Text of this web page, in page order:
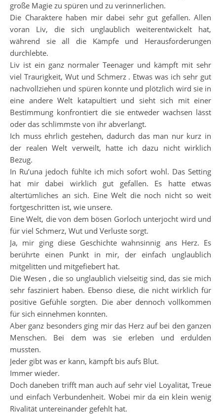
große Magie zu spüren und zu verinnerlichen.
Die Charaktere haben mir dabei sehr gut gefallen. Allen
voran Liv, die sich unglaublich weiterentwickelt hat,
während sie all die Kämpfe und Herausforderungen
durchlebte.
Liv ist ein ganz normaler Teenager und kämpft mit sehr
viel Traurigkeit, Wut und Schmerz . Etwas was ich sehr gut
nachvollziehen und spüren konnte und plötzlich wird sie in
eine andere Welt katapultiert und sieht sich mit einer
Bestimmung konfrontiert die sie entweder wachsen lässt
oder das schlimmste von ihr abverlangt.
Ich muss ehrlich gestehen, dadurch das man nur kurz in
der realen Welt verweilt, hatte ich dazu nicht wirklich
Bezug.
In Ru’una jedoch fühlte ich mich sofort wohl. Das Setting
hat mir dabei wirklich gut gefallen. Es hatte etwas
altertümliches an sich. Eine Welt die noch nicht so weit
fortgeschritten ist, wie unsere.
Eine Welt, die von dem bösen Gorloch unterjocht wird und
für viel Schmerz, Wut und Verluste sorgt.
Ja, mir ging diese Geschichte wahnsinnig ans Herz. Es
berührte einen Punkt in mir, der einfach unglaublich
mitgelitten und mitgefiebert hat.
Die Wesen , die so unglaublich vielseitig sind, das sie mich
sehr fasziniert haben. Ebenso diese, die nicht wirklich für
positive Gefühle sorgten. Die aber dennoch vollkommen
für sich einnehmen konnten.
Aber ganz besonders ging mir das Herz auf bei den ganzen
Menschen. Bei dem was sie erleben und erdulden
mussten.
Jeder gibt was er kann, kämpft bis aufs Blut.
Immer wieder.
Doch daneben trifft man auch auf sehr viel Loyalität, Treue
und einfach Verbundenheit. Wobei mir da ein klein wenig
Rivalität untereinander gefehlt hat.